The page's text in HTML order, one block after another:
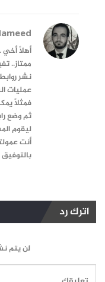
أهلاً أخي
ممتاز..
نشر
عمليات
فمثلاً
ثم وضع
ليقوم
أنت
اترك رد
لن يتم